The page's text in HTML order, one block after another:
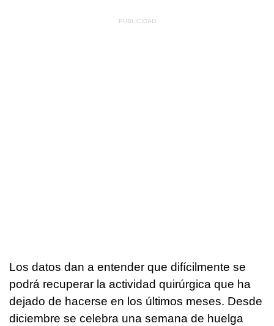
Los datos dan a entender que difícilmente se
podrá recuperar la actividad quirúrgica que ha
dejado de hacerse en los últimos meses. Desde
diciembre se celebra una semana de huelga